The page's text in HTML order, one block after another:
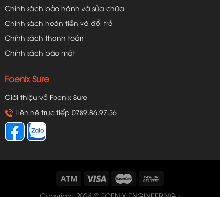
Chính sách bảo hành và sửa chữa
Chính sách hoàn tiền và đổi trả
Chính sách thanh toán
Chính sách bảo mật
Foenix Sure
Giới thiệu về Foenix Sure
Liên hệ trực tiếp 0789.86.97.56